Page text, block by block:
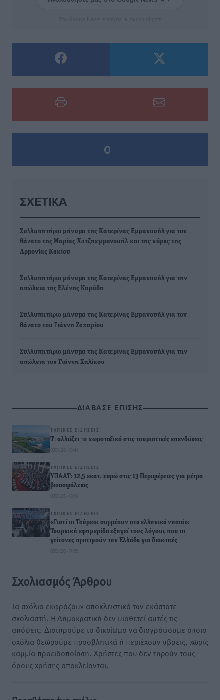
0
ΣΧΕΤΙΚΆ
Συλλυπητήριο μήνυμα της Κατερίνας Εμμανουήλ για τον
θάνατο της Μαρίας Χατζηεμμανουήλ και της κόρης της
Αρμονίας Κακίου
Συλλυπητήριο μήνυμα της Κατερίνας Εμμανουήλ για την
απώλεια της Ελένης Καρύδη
Συλλυπητήριο μήνυμα της Κατερίνας Εμμανουήλ για τον
θάνατο του Γιάννη Ζαχαρίου
Συλλυπητήριο μήνυμα της Κατερίνας Εμμανουήλ για την
απώλεια του Γιάννη Χαλίκου
ΔΙΑΒΑΣΕ ΕΠΙΣΗΣ
ΤΟΠΙΚΈΣ ΕΙΔΉΣΕΙΣ
Τι αλλάζει το χωροταξικό στις τουριστικές επενδύσεις
07.08.26 · 18:41
ΤΟΠΙΚΈΣ ΕΙΔΉΣΕΙΣ
ΥΠΑΑΤ: 12,5 εκατ. ευρώ στις 13 Περιφέρειες για μέτρα
βιοασφάλειας
07.08.26 · 18:19
ΤΟΠΙΚΈΣ ΕΙΔΉΣΕΙΣ
«Γιατί οι Τούρκοι συρρέουν στα ελληνικά νησιά»:
Τουρκική εφημερίδα εξηγεί τους λόγους που οι
γείτονες προτιμούν την Ελλάδα για διακοπές
07.08.26 · 17:55
Σχολιασμός Άρθρου
Τα σχόλια εκφράζουν αποκλειστικά τον εκάστοτε
σχολιαστή. Η Δημοκρατική δεν υιοθετεί αυτές τις
απόψεις. Διατηρούμε το δικαίωμα να διαγράψουμε όποια
σχόλια θεωρούμε προσβλητικά ή περιέχουν ύβρεις, χωρίς
καμμία προειδοποίηση. Χρήστες που δεν τηρούν τους
όρους χρήσης αποκλείονται.